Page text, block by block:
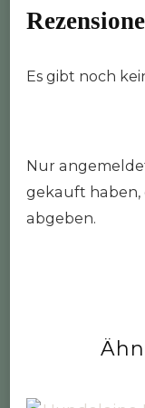
Es gibt noch
Nur
gekauft haben,
abgeben.